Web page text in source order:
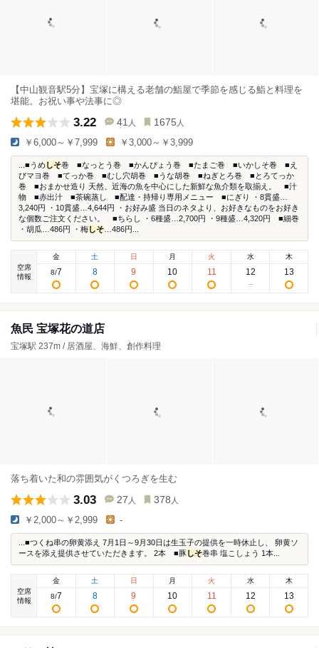
【中山観音駅5分】宝塚に構える老舗の鮨屋で季節を感じる鮨と料理を
堪能。お祝い事や法事に◎
3.22 41 人 1675 人
￥6,000～￥7,999 ￥3,000～￥3,999
...■うめ しそ巻 ■なっとう巻 ■かんぴょう巻 ■たまご巻 ■いかしそ巻 ■え
びマヨ巻 ■てっか巻 ■むし穴胡巻 ■うな胡巻 ■ねぎとろ巻 ■とろてっか
巻 ■おまかせ造り 天然、近海の魚を中心にした新鮮な魚介類を取揃え。 ■汁
物 ■赤出汁 ■茶碗蒸し ■配達・持帰り専用メニュー ■にぎり ・8貫盛…
3,240円 ・10貫盛…4,644円 ・お好み盛 当日のネタより、お好きなものをお好き
な個数ご注文ください。 ■ちらし ・6種盛…2,700円 ・9種盛…4,320円 ■細巻
・胡瓜…486円 ・梅 しそ …486円...
空席
情報
金
8/7
土
8
日
9
月
10
火
11
水
12
木
13
魚民 宝塚花の道店
宝塚駅 237m / 居酒屋、海鮮、創作料理
落ち着いた和の雰囲気がくつろぎを生む
3.03 27 人 378 人
￥2,000～￥2,999 -
...■つくね串の卵黄添え 7月1日～9月30日は生玉子の提供を一時休止し、 卵黄ソ
ースを添え提供させていただきます。 2本 ■豚 しそ巻串 塩こしょう 1本...
空席
情報
金
8/7
土
8
日
9
月
10
火
11
水
12
木
13